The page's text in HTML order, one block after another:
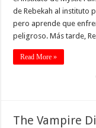
de Rebekah al instituto
pero aprende que
peligroso. Más tarde,
Read More »
The Vampire